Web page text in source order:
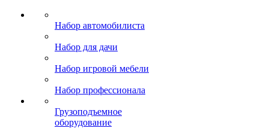
Набор автомобилиста
Набор для дачи
Набор игровой мебели
Набор профессионала
Грузоподъемное
оборудование